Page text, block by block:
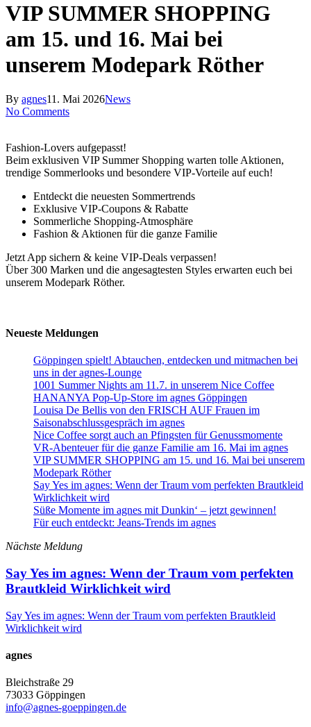
VIP SUMMER SHOPPING
am 15. und 16. Mai bei
unserem Modepark Röther
By agnes11. Mai 2026News
No Comments
Fashion-Lovers aufgepasst!
Beim exklusiven VIP Summer Shopping warten tolle Aktionen,
trendige Sommerlooks und besondere VIP-Vorteile auf euch!
Entdeckt die neuesten Sommertrends
Exklusive VIP-Coupons & Rabatte
Sommerliche Shopping-Atmosphäre
Fashion & Aktionen für die ganze Familie
Jetzt App sichern & keine VIP-Deals verpassen!
Über 300 Marken und die angesagtesten Styles erwarten euch bei
unserem Modepark Röther.
Neueste Meldungen
Göppingen spielt! Abtauchen, entdecken und mitmachen bei
uns in der agnes-Lounge
1001 Summer Nights am 11.7. in unserem Nice Coffee
HANANYA Pop-Up-Store im agnes Göppingen
Louisa De Bellis von den FRISCH AUF Frauen im
Saisonabschlussgespräch im agnes
Nice Coffee sorgt auch an Pfingsten für Genussmomente
VR-Abenteuer für die ganze Familie am 16. Mai im agnes
VIP SUMMER SHOPPING am 15. und 16. Mai bei unserem
Modepark Röther
Say Yes im agnes: Wenn der Traum vom perfekten Brautkleid
Wirklichkeit wird
Süße Momente im agnes mit Dunkin‘ – jetzt gewinnen!
Für euch entdeckt: Jeans-Trends im agnes
Nächste Meldung
Say Yes im agnes: Wenn der Traum vom perfekten
Brautkleid Wirklichkeit wird
Say Yes im agnes: Wenn der Traum vom perfekten Brautkleid
Wirklichkeit wird
agnes
Bleichstraße 29
73033 Göppingen
info@agnes-goeppingen.de